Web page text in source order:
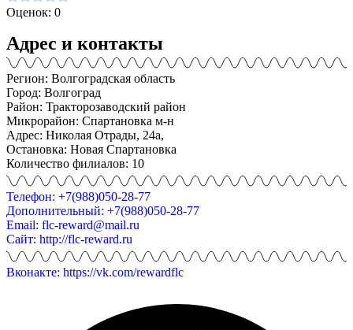
Оценок: 0
Адрес и контакты
Регион: Волгоградская область
Город: Волгоград
Район: Тракторозаводский район
Микрорайон: Спартановка м-н
Адрес: Николая Отрады, 24а,
Остановка: Новая Спартановка
Количество филиалов: 10
Телефон: +7(988)050-28-77
Дополнительный: +7(988)050-28-77
Email: flc-reward@mail.ru
Сайт: http://flc-reward.ru
Вконакте: https://vk.com/rewardflc